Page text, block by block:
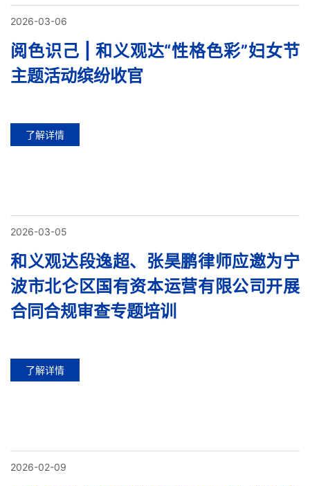
2026-03-06
阅色识己 | 和义观达“性格色彩”妇女节
主题活动缤纷收官
了解详情
2026-03-05
和义观达段逸超、张昊鹏律师应邀为宁
波市北仑区国有资本运营有限公司开展
合同合规审查专题培训
了解详情
2026-02-09